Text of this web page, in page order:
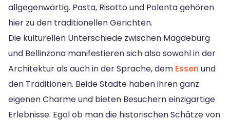
allgegenwärtig. Pasta, Risotto und Polenta gehören
hier zu den traditionellen Gerichten.
Die kulturellen Unterschiede zwischen Magdeburg
und Bellinzona manifestieren sich also sowohl in der
Architektur als auch in der Sprache, dem Essen und
den Traditionen. Beide Städte haben ihren ganz
eigenen Charme und bieten Besuchern einzigartige
Erlebnisse. Egal ob man die historischen Schätze von